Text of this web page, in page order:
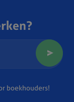
boekhouders!